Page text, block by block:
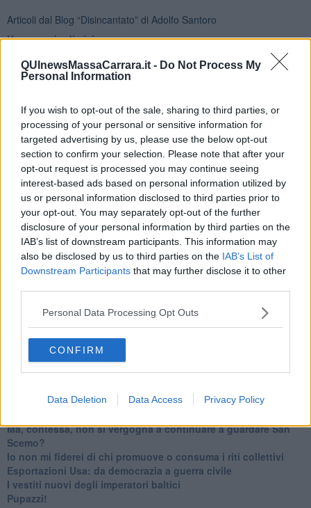
QUInewsMassaCarrara.it - Do Not Process My
Personal Information
If you wish to opt-out of the sale, sharing to third parties, or
processing of your personal or sensitive information for
targeted advertising by us, please use the below opt-out
section to confirm your selection. Please note that after your
opt-out request is processed you may continue seeing
interest-based ads based on personal information utilized by
us or personal information disclosed to third parties prior to
your opt-out. You may separately opt-out of the further
disclosure of your personal information by third parties on the
IAB’s list of downstream participants. This information may
also be disclosed by us to third parties on the IAB’s List of
Downstream Participants that may further disclose it to other
Personal Data Processing Opt Outs
CONFIRM
Data Deletion Data Access Privacy Policy
Articoli dal Blog “Disincantato” di Adolfo Santoro
​Un esempio di civismo
​Linee guida per organizzare il civismo della complessità
​Il ripristino della natura secondo la legge e l’impegno dei
Cittadini
Tutti morimmo a stento (3)
Tutti morimmo a stento (2)
​Tutti morimmo a stento (1)
IL CORRIDOIO BLU il resoconto del convegno
Un manuale essenziale per seguire il CORRIDOIO BLU
Il corridoio blu
​Il cronoprogramma ottimale verso il full electric sui traghetti
​I costi dell’adeguamento al cold ironing
Alcune domande da esordiente agli esperti che decidono le
sorti dell’Elba
Verso il full electric a gestione pubblica dei traghetti​
​La Scienza dei Cittadini e i Cittadini per l’Aria
Trump e le sue guerre contro i deboli e contro la terra
​Le furbate elettorali della Meloni e la testardaggine
​Date loro l’Oscar al posto del Nobel per la Pace
L'umanizzazione dell'economia e della politica
​Dopo il diluvio dei NO: un patto intergenerazionale
​Un grandioso NO ai falchi teocratici e ai loro vassalli
La religione è la cocaina dei potenti
L’italiano vero e la paura che al referendum vinca il No
​Ma, contessa, non si vergogna a continuare a guardare San
Scemo?
​Io non mi fiderei di chi promuove o consuma i riti collettivi
Esportazioni Usa: da democrazia a guerra civile
​I vestiti nuovi degli imperatori baltici
​Pupazzi!